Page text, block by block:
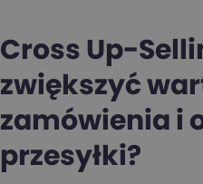
Cross Up-
zwiększyć
zamówienia i
przesyłki?